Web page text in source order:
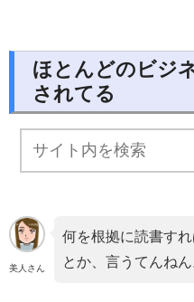
ほとんどのビジ
されてる
美人さん
何を根拠に読書すれ
とか、言うてんねん